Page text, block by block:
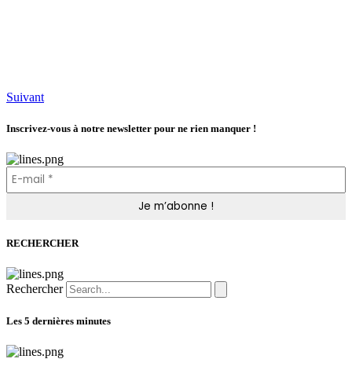
Suivant
Inscrivez-vous à notre newsletter pour ne rien manquer !
RECHERCHER
Rechercher
Les 5 dernières minutes